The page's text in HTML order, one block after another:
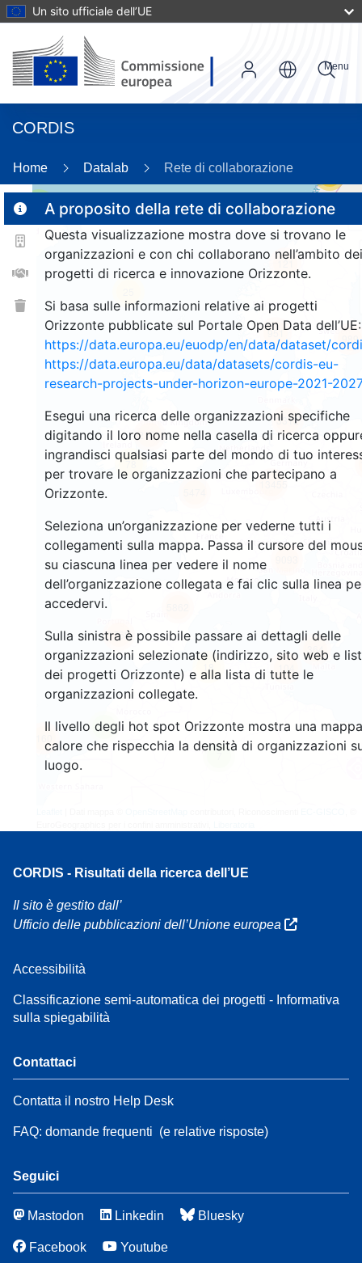
Un sito ufficiale dell’UE
CORDIS
Menu
Home Datalab Rete di collaborazione
A proposito della rete di collaborazione
Questa visualizzazione mostra dove si trovano le
organizzazioni e con chi collaborano nell’ambito dei
progetti di ricerca e innovazione Orizzonte.
Si basa sulle informazioni relative ai progetti
Orizzonte pubblicate sul Portale Open Data dell’UE:
https://data.europa.eu/euodp/en/data/dataset/
https://data.europa.eu/data/datasets/cordis-eu-
research-projects-under-horizon-europe-2021-2027
Esegui una ricerca delle organizzazioni specifiche
digitando il loro nome nella casella di ricerca
ingrandisci qualsiasi parte del mondo di tuo
per trovare le organizzazioni che partecipano a
Orizzonte.
Seleziona un’organizzazione per vederne tutti i
collegamenti sulla mappa. Passa il cursore del
su ciascuna linea per vedere il nome
dell’organizzazione collegata e fai clic sulla linea
accedervi.
Sulla sinistra è possibile passare ai dettagli delle
organizzazioni selezionate (indirizzo, sito web e
dei progetti Orizzonte) e alla lista di tutte le
organizzazioni collegate.
Il livello degli hot spot Orizzonte mostra una
calore che rispecchia la densità di organizzazioni
luogo.
4
7
104
364
18
78
1768
121
951
2194
3312
13455
989
CORDIS - Risultati della ricerca dell’UE
Il sito è gestito dall’
Ufficio delle pubblicazioni dell’Unione europea
Accessibilità
Classificazione semi-automatica dei progetti - Informativa
sulla spiegabilità
Contattaci
Contatta il nostro Help Desk
FAQ: domande frequenti (e relative risposte)
Seguici
Mastodon Linkedin Bluesky
Facebook Youtube